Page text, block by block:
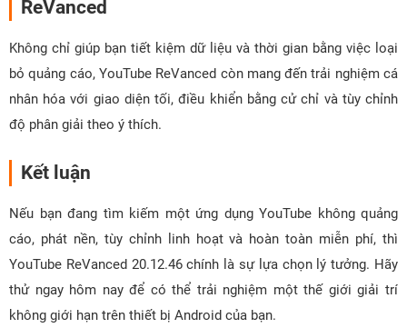
ReVanced
Không chỉ giúp bạn tiết kiệm dữ liệu và thời gian bằng việc loại
bỏ quảng cáo, YouTube ReVanced còn mang đến trải nghiệm cá
nhân hóa với giao diện tối, điều khiển bằng cử chỉ và tùy chỉnh
độ phân giải theo ý thích.
Kết luận
Nếu bạn đang tìm kiếm một ứng dụng YouTube không quảng
cáo, phát nền, tùy chỉnh linh hoạt và hoàn toàn miễn phí, thì
YouTube ReVanced 20.12.46 chính là sự lựa chọn lý tưởng. Hãy
thử ngay hôm nay để có thể trải nghiệm một thế giới giải trí
không giới hạn trên thiết bị Android của bạn.